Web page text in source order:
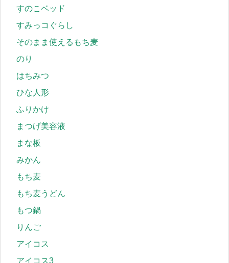
すのこベッド
すみっコぐらし
そのまま使えるもち麦
のり
はちみつ
ひな人形
ふりかけ
まつげ美容液
まな板
みかん
もち麦
もち麦うどん
もつ鍋
りんご
アイコス
アイコス3